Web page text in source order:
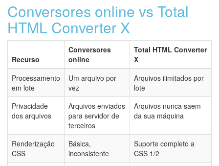
Conversores online vs Total
HTML Converter X
Recurso
Conversores
online
Total HTML Converter
X
Processamento
em lote
Um arquivo por
vez
Arquivos ilimitados por
lote
Privacidade
dos arquivos
Arquivos enviados
para servidor de
terceiros
Arquivos nunca saem
da sua máquina
Renderização
CSS
Básica,
inconsistente
Suporte completo a
CSS 1/2